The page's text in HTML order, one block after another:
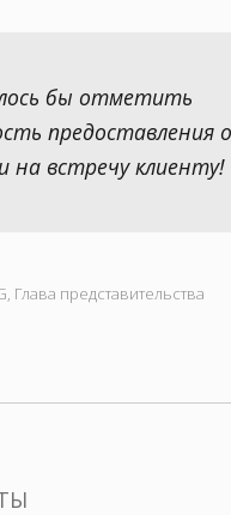
бы отметить
предоставления
на встречу клиенту!
Глава представительства